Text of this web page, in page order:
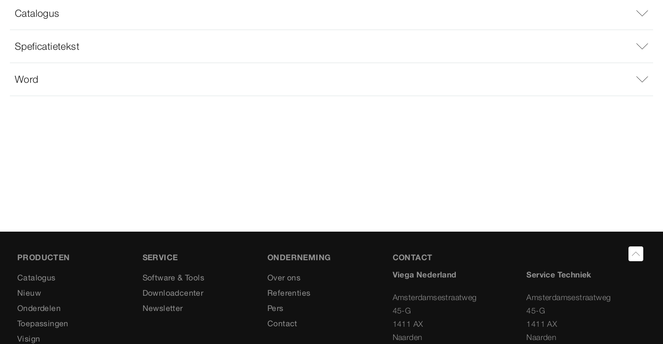
Catalogus
Speficatietekst
Word
PRODUCTEN
Catalogus
Nieuw
Onderdelen
Toepassingen
Visign
SERVICE
Software & Tools
Downloadcenter
Newsletter
ONDERNEMING
Over ons
Referenties
Pers
Contact
CONTACT
Viega Nederland
Amsterdamsestraatweg
45-G
1411 AX
Naarden
Service Techniek
Amsterdamsestraatweg
45-G
1411 AX
Naarden